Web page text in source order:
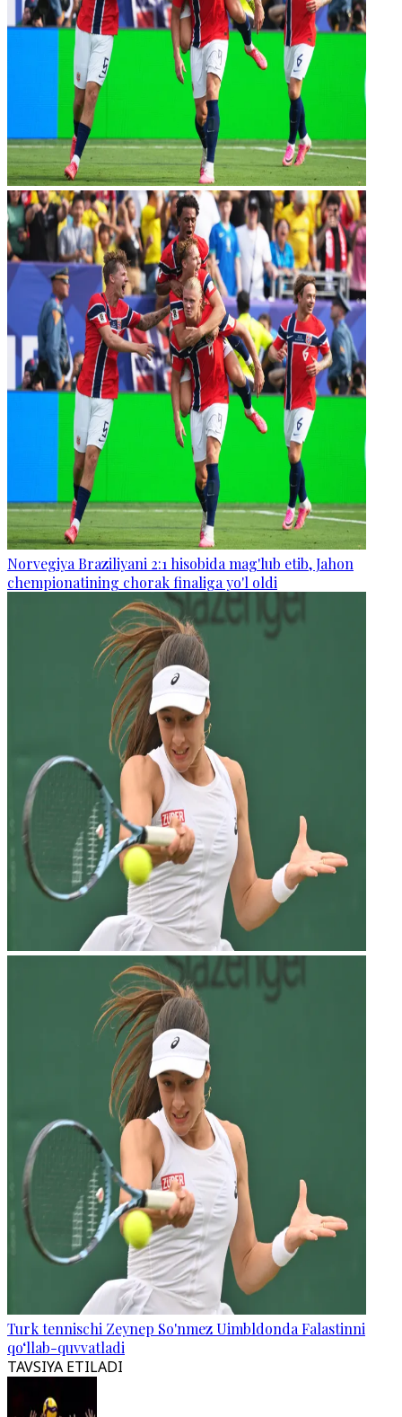
Norvegiya Braziliyani 2:1 hisobida mag'lub etib, Jahon
chempionatining chorak finaliga yo'l oldi
Turk tennischi Zeynep So'nmez Uimbldonda Falastinni
qo‘llab-quvvatladi
TAVSIYA ETILADI